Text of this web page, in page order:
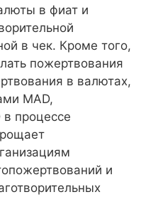
в фиат и
в чек. Кроме того,
пожертвования
в валютах,
MAD,
в процессе
и